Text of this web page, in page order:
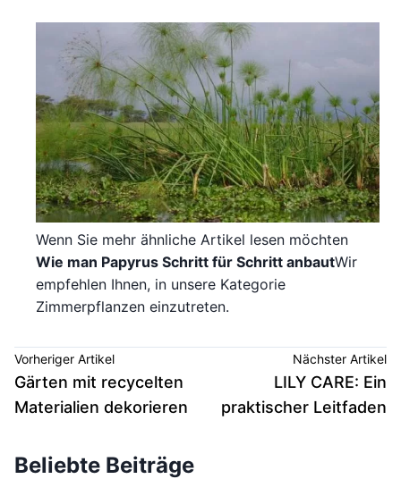
Wenn Sie mehr ähnliche Artikel lesen möchten
Wie man Papyrus Schritt für Schritt anbautWir
empfehlen Ihnen, in unsere Kategorie
Zimmerpflanzen einzutreten.
Vorheriger Artikel
Gärten mit recycelten
Materialien dekorieren
Nächster Artikel
LILY CARE: Ein
praktischer Leitfaden
Beliebte Beiträge